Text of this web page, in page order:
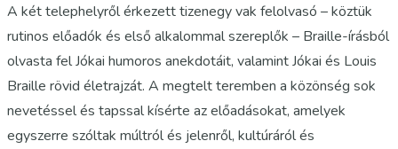
A két telephelyről érkezett tizenegy vak felolvasó – köztük
rutinos előadók és első alkalommal szereplők – Braille-írásból
olvasta fel Jókai humoros anekdotáit, valamint Jókai és Louis
Braille rövid életrajzát. A megtelt teremben a közönség sok
nevetéssel és tapssal kísérte az előadásokat, amelyek
egyszerre szóltak múltról és jelenről, kultúráról és